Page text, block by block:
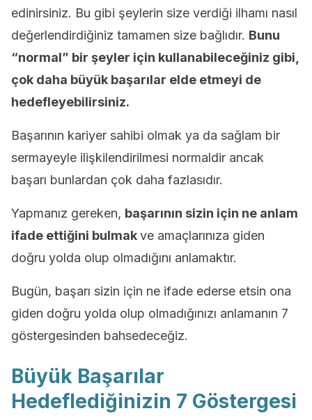
edinirsiniz. Bu gibi şeylerin size verdiği ilhamı nasıl
değerlendirdiğiniz tamamen size bağlıdır. Bunu
“normal” bir şeyler için kullanabileceğiniz gibi,
çok daha büyük başarılar elde etmeyi de
hedefleyebilirsiniz.
Başarının kariyer sahibi olmak ya da sağlam bir
sermayeyle ilişkilendirilmesi normaldir ancak
başarı bunlardan çok daha fazlasıdır.
Yapmanız gereken, başarının sizin için ne anlam
ifade ettiğini bulmakve amaçlarınıza giden
doğru yolda olup olmadığını anlamaktır.
Bugün, başarı sizin için ne ifade ederse etsin ona
giden doğru yolda olup olmadığınızı anlamanın 7
göstergesinden bahsedeceğiz.
Büyük Başarılar
Hedeflediğinizin 7 Göstergesi